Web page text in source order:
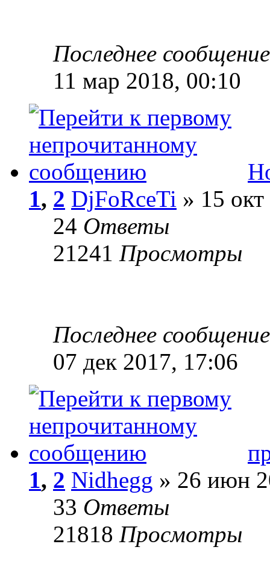
Последнее
11 мар 2018, 00:10
1, 2 DjFoRceTi » 15
24 Ответы
21241 Просмотры
Последнее
07 дек 2017, 17:06
1, 2 Nidhegg » 26 июн
33 Ответы
21818 Просмотры